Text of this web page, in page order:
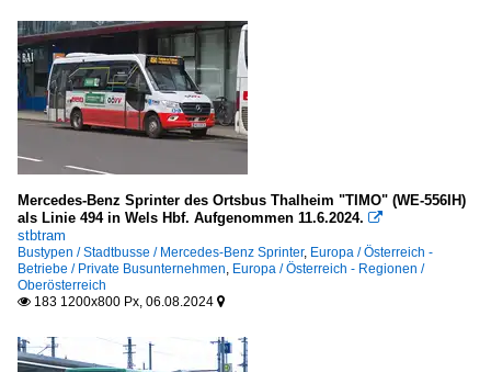
Mercedes-Benz Sprinter des Ortsbus Thalheim "TIMO" (WE-556IH)
als Linie 494 in Wels Hbf. Aufgenommen 11.6.2024. 
stbtram
Bustypen / Stadtbusse / Mercedes-Benz Sprinter, Europa / Österreich -
Betriebe / Private Busunternehmen, Europa / Österreich - Regionen /
Oberösterreich
 183 1200x800 Px, 06.08.2024 